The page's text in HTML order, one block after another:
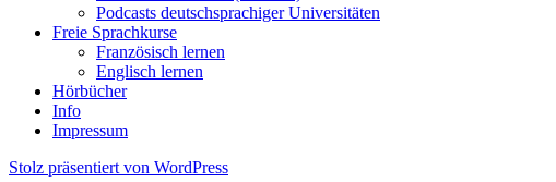
Podcasts deutschsprachiger Universitäten
Freie Sprachkurse
Französisch lernen
Englisch lernen
Hörbücher
Info
Impressum
Stolz präsentiert von WordPress